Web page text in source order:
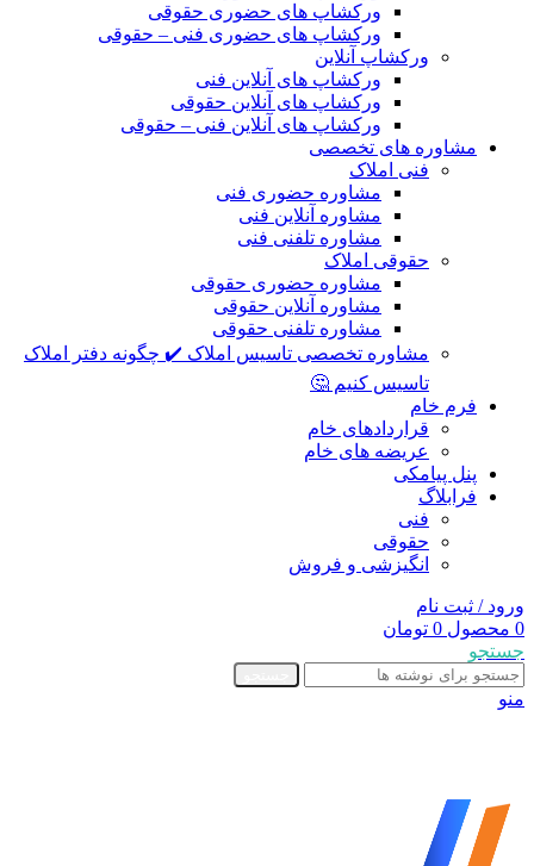
ورکشاپ های حضوری حقوقی
ورکشاپ های حضوری فنی – حقوقی
ورکشاپ آنلاین
ورکشاپ های آنلاین فنی
ورکشاپ های آنلاین حقوقی
ورکشاپ های آنلاین فنی – حقوقی
مشاوره های تخصصی
فنی املاک
مشاوره حضوری فنی
مشاوره آنلاین فنی
مشاوره تلفنی فنی
حقوقی املاک
مشاوره حضوری حقوقی
مشاوره آنلاین حقوقی
مشاوره تلفنی حقوقی
مشاوره تخصصی تاسیس املاک ✔️ چگونه دفتر املاک
تاسیس کنیم 🤔
فرم خام
قراردادهای خام
عریضه های خام
پنل پیامکی
فرابلاگ
فنی
حقوقی
انگیزشی و فروش
ورود / ثبت نام
0 محصول 0 تومان
جستجو
منو